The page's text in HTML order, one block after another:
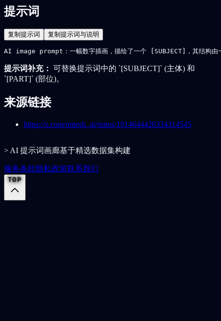
提示词
复制提示词 复制提示词与说明
AI image prompt：一幅数字插画，描绘了一个 [SUBJECT]，其结构由一
提示词补充： 可替换提示词中的 `[SUBJECT]` (主体) 和
`[PART]` (部位)。
来源链接
https://x.com/umesh_ai/status/1914644426334314545
> AI 提示词画廊基于精选数据集构建
服务条款隐私政策联系我们
TOP